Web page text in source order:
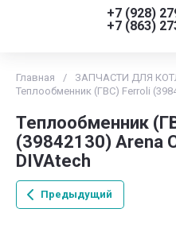
+7 (928)
+7 (863)
Главная / ЗАПЧАСТИ ДЛЯ
Теплообменник (ГВС) Ferroli
Теплообменник
(39842130) Arena
DIVAtech
Предыдущий